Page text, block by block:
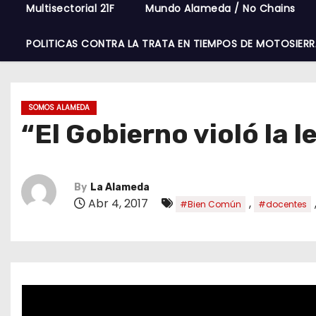
Multisectorial 21F Mundo Alameda / No Chains
POLITICAS CONTRA LA TRATA EN TIEMPOS DE
SOMOS ALAMEDA
“El Gobierno violó la
By La Alameda
Abr 4, 2017 #Bien Común , #docentes ,